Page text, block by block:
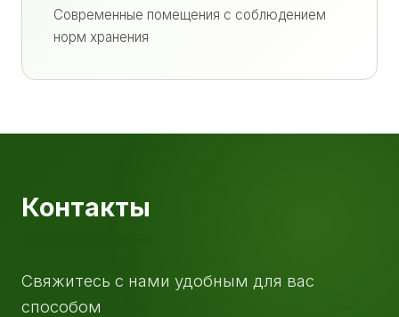
Современные помещения с соблюдением
норм хранения
Контакты
Свяжитесь с нами удобным для вас
способом